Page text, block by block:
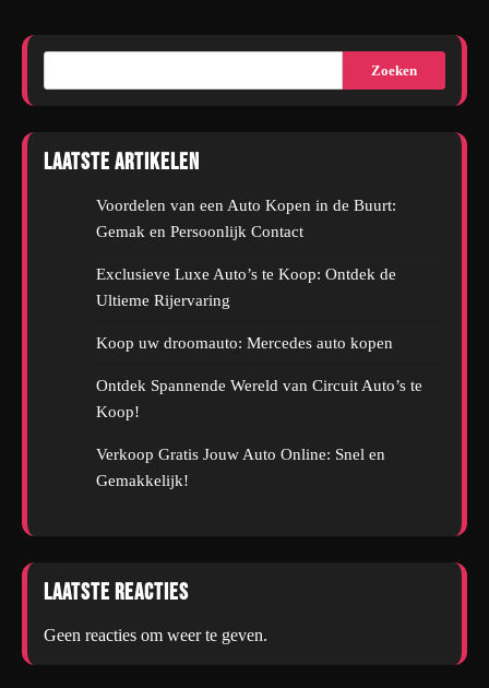
Zoeken
Laatste artikelen
Voordelen van een Auto Kopen in de Buurt:
Gemak en Persoonlijk Contact
Exclusieve Luxe Auto’s te Koop: Ontdek de
Ultieme Rijervaring
Koop uw droomauto: Mercedes auto kopen
Ontdek Spannende Wereld van Circuit Auto’s te
Koop!
Verkoop Gratis Jouw Auto Online: Snel en
Gemakkelijk!
Laatste reacties
Geen reacties om weer te geven.